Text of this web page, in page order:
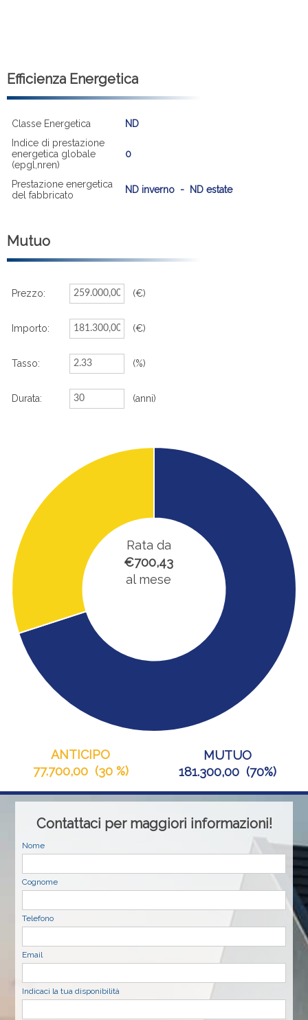
Efficienza Energetica
Classe Energetica
ND
Indice di prestazione
energetica globale
(epgl,nren)
0
Prestazione energetica
del fabbricato
ND inverno - ND estate
Mutuo
Prezzo: (€)
Importo: (€)
Tasso: (%)
Durata: (anni)
Rata da
€700,43
al mese
ANTICIPO
77.700,00(30 %)
MUTUO
181.300,00 (70%)
Contattaci per maggiori informazioni!
Nome
Cognome
Telefono
Email
Indicaci la tua disponibilità